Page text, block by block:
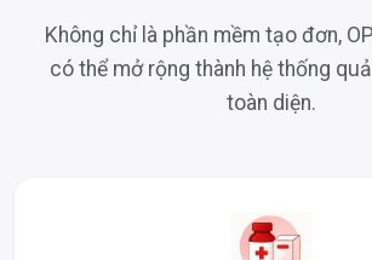
Không chỉ là phần mềm tạo đơn,
có thể mở rộng thành hệ thống
toàn diện.